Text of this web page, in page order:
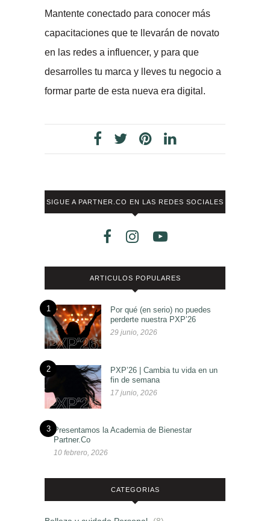
Mantente conectado para conocer más
capacitaciones que te llevarán de novato
en las redes a influencer, y para que
desarrolles tu marca y lleves tu negocio a
formar parte de esta nueva era digital.
SIGUE A PARTNER.CO EN LAS REDES SOCIALES
ARTICULOS POPULARES
1
Por qué (en serio) no puedes
perderte nuestra PXP’26
29 junio, 2026
2
PXP’26 | Cambia tu vida en un
fin de semana
17 junio, 2026
3 Presentamos la Academia de Bienestar
Partner.Co
10 febrero, 2026
CATEGORIAS